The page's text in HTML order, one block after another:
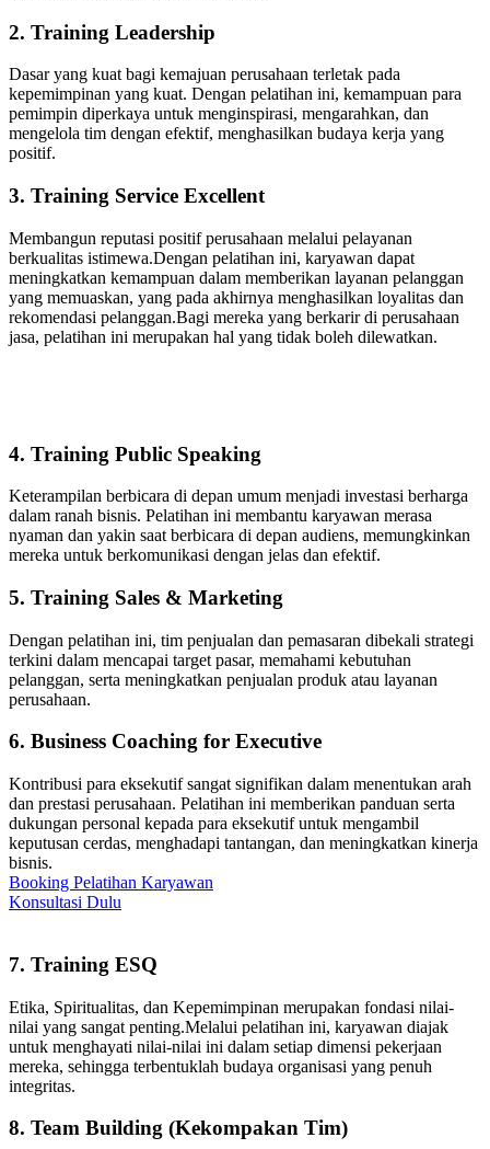
2. Training Leadership
Dasar yang kuat bagi kemajuan perusahaan terletak pada
kepemimpinan yang kuat. Dengan pelatihan ini, kemampuan para
pemimpin diperkaya untuk menginspirasi, mengarahkan, dan
mengelola tim dengan efektif, menghasilkan budaya kerja yang
positif.
3. Training Service Excellent
Membangun reputasi positif perusahaan melalui pelayanan
berkualitas istimewa.Dengan pelatihan ini, karyawan dapat
meningkatkan kemampuan dalam memberikan layanan pelanggan
yang memuaskan, yang pada akhirnya menghasilkan loyalitas dan
rekomendasi pelanggan.Bagi mereka yang berkarir di perusahaan
jasa, pelatihan ini merupakan hal yang tidak boleh dilewatkan.
4. Training Public Speaking
Keterampilan berbicara di depan umum menjadi investasi berharga
dalam ranah bisnis. Pelatihan ini membantu karyawan merasa
nyaman dan yakin saat berbicara di depan audiens, memungkinkan
mereka untuk berkomunikasi dengan jelas dan efektif.
5. Training Sales & Marketing
Dengan pelatihan ini, tim penjualan dan pemasaran dibekali strategi
terkini dalam mencapai target pasar, memahami kebutuhan
pelanggan, serta meningkatkan penjualan produk atau layanan
perusahaan.
6. Business Coaching for Executive
Kontribusi para eksekutif sangat signifikan dalam menentukan arah
dan prestasi perusahaan. Pelatihan ini memberikan panduan serta
dukungan personal kepada para eksekutif untuk mengambil
keputusan cerdas, menghadapi tantangan, dan meningkatkan kinerja
bisnis.
Booking Pelatihan Karyawan
Konsultasi Dulu
7. Training ESQ
Etika, Spiritualitas, dan Kepemimpinan merupakan fondasi nilai-
nilai yang sangat penting.Melalui pelatihan ini, karyawan diajak
untuk menghayati nilai-nilai ini dalam setiap dimensi pekerjaan
mereka, sehingga terbentuklah budaya organisasi yang penuh
integritas.
8. Team Building (Kekompakan Tim)